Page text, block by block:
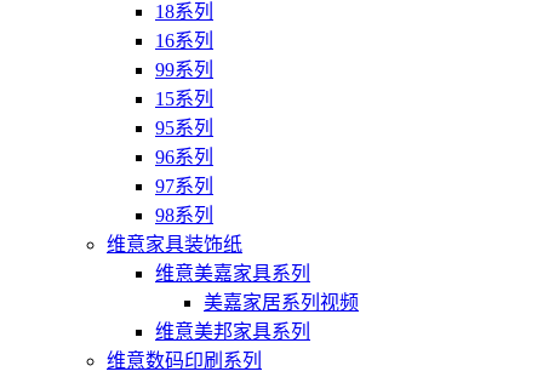
18系列
16系列
99系列
15系列
95系列
96系列
97系列
98系列
维意家具装饰纸
维意美嘉家具系列
美嘉家居系列视频
维意美邦家具系列
维意数码印刷系列